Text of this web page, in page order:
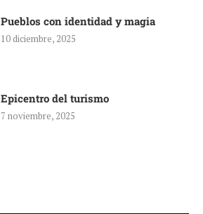
Pueblos con identidad y magia
10 diciembre, 2025
Epicentro del turismo
7 noviembre, 2025